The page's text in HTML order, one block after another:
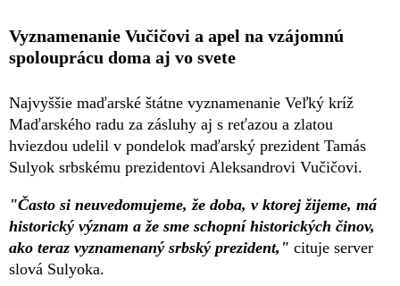
Vyznamenanie Vučičovi a apel na vzájomnú
spolouprácu doma aj vo svete
Najvyššie maďarské štátne vyznamenanie Veľký kríž
Maďarského radu za zásluhy aj s reťazou a zlatou
hviezdou udelil v pondelok maďarský prezident Tamás
Sulyok srbskému prezidentovi Aleksandrovi Vučičovi.
"Často si neuvedomujeme, že doba, v ktorej žijeme, má
historický význam a že sme schopní historických činov,
ako teraz vyznamenaný srbský prezident," cituje server
slová Sulyoka.